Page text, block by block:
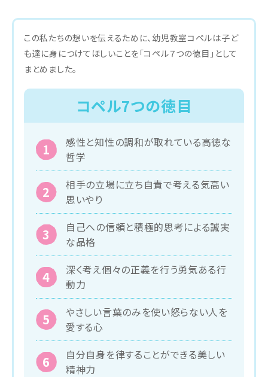
この私たちの想いを伝えるために、幼児教室コペルは子ど
も達に身につけてほしいことを「コペル７つの徳目」として
まとめました。
コペル7つの徳目
感性と知性の調和が取れている高徳な
哲学
相手の立場に立ち自責で考える気高い
思いやり
自己への信頼と積極的思考による誠実
な品格
深く考え個々の正義を行う勇気ある行
動力
やさしい言葉のみを使い怒らない人を
愛する心
自分自身を律することができる美しい
精神力